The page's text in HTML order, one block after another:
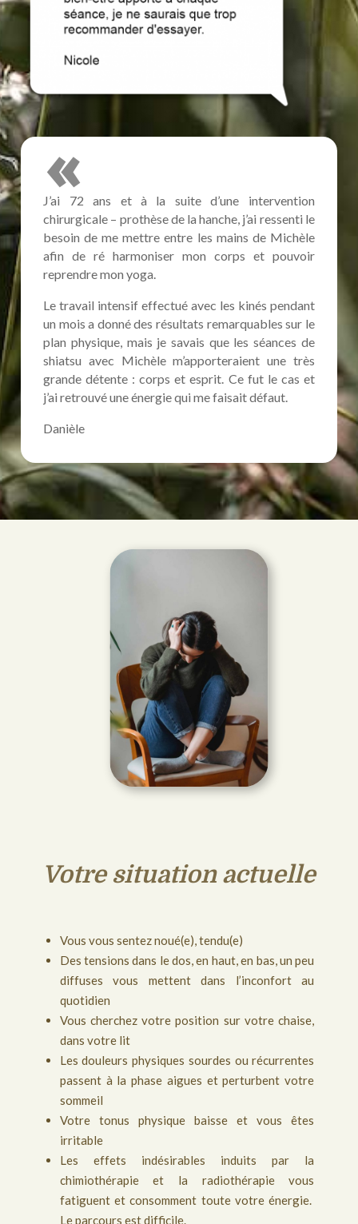
«
J’ai 72 ans et à la suite d’une intervention
chirurgicale – prothèse de la hanche, j’ai ressenti le
besoin de me mettre entre les mains de Michèle
afin de ré harmoniser mon corps et pouvoir
reprendre mon yoga.
Le travail intensif effectué avec les kinés pendant
un mois a donné des résultats remarquables sur le
plan physique, mais je savais que les séances de
shiatsu avec Michèle m’apporteraient une très
grande détente : corps et esprit. Ce fut le cas et
j’ai retrouvé une énergie qui me faisait défaut.
Danièle
Votre situation actuelle
Vous vous sentez noué(e), tendu(e)
Des tensions dans le dos, en haut, en bas, un peu
diffuses vous mettent dans l’inconfort au
quotidien
Vous cherchez votre position sur votre chaise,
dans votre lit
Les douleurs physiques sourdes ou récurrentes
passent à la phase aigues et perturbent votre
sommeil
Votre tonus physique baisse et vous êtes
irritable
Les effets indésirables induits par la
chimiothérapie et la radiothérapie vous
fatiguent et consomment toute votre énergie.
Le parcours est difficile.